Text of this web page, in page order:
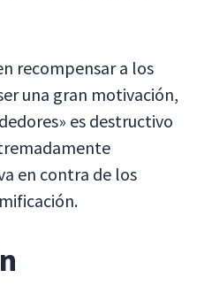
recompensar a los
una gran motivación,
es destructivo
en contra de los